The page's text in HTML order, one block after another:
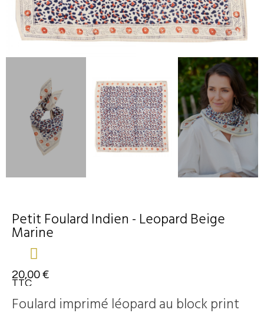
Petit Foulard Indien - Leopard Beige
Marine
20,00 €
TTC
Foulard imprimé léopard au block print